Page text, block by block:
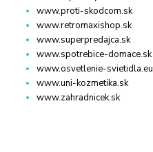
www.proti-skodcom.sk
www.retromaxishop.sk
www.superpredajca.sk
www.spotrebice-domace.sk
www.osvetlenie-svietidla.eu
www.uni-kozmetika.sk
www.zahradnicek.sk